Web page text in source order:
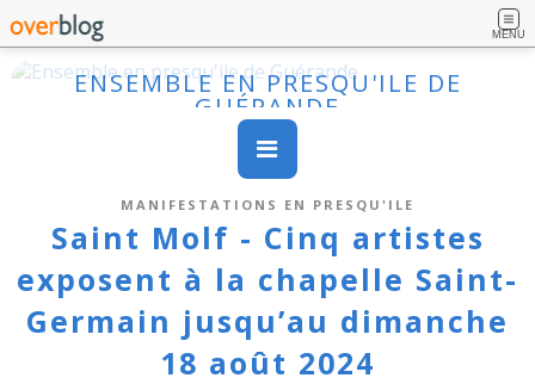
MENU
ENSEMBLE EN PRESQU'ILE DE
GUÉRANDE
MANIFESTATIONS EN PRESQU'ILE
Saint Molf - Cinq artistes
exposent à la chapelle Saint-
Germain jusqu’au dimanche
18 août 2024